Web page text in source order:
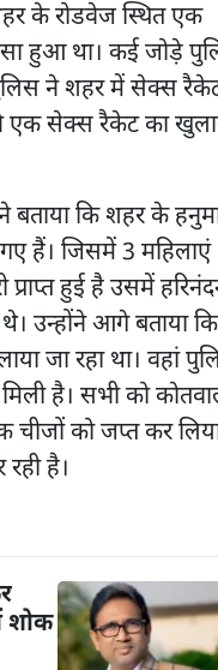
के रोडवेज स्थित एक
हुआ था। कई जोड़े
ने शहर में सेक्स
एक सेक्स रैकेट का
बताया कि शहर के
हैं। जिसमें 3 महिलाएं
हुई है उसमें
उन्होंने आगे बताया कि
जा रहा था। वहां
है। सभी को
को जप्त कर
है।
शोक